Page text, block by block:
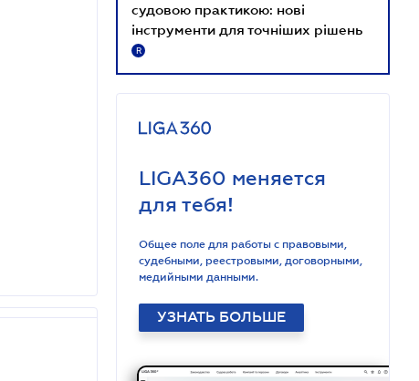
судовою практикою: нові
інструменти для точніших рішень
R
LIGA360 меняется
для тебя!
Общее поле для работы с правовыми,
судебными, реестровыми, договорными,
медийными данными.
УЗНАТЬ БОЛЬШЕ